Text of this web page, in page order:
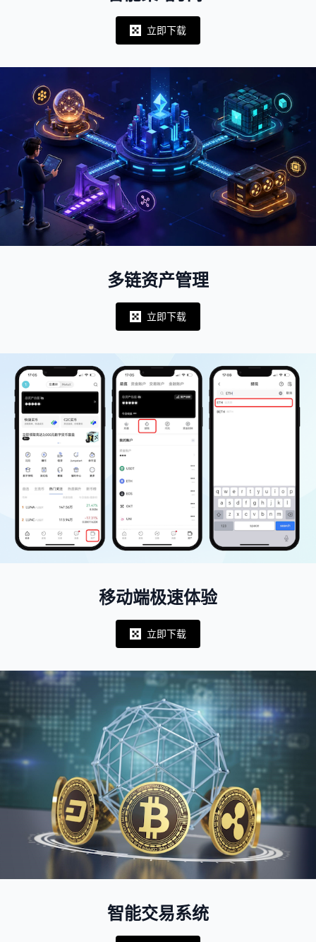
Notifications
立即下载
多链资产管理
Notifications
立即下载
移动端极速体验
Notifications
立即下载
智能交易系统